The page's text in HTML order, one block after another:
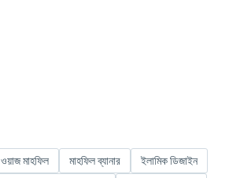
ওয়াজ মাহফিল মাহফিল ব্যানার
ইলামিক ডিজাইন